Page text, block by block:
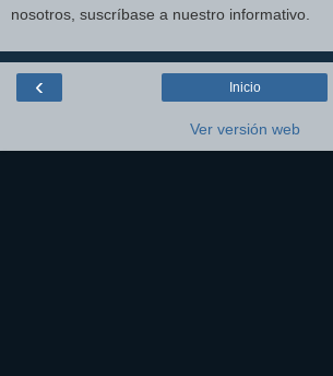
nosotros, suscríbase a nuestro informativo.
‹ Inicio
Ver versión web